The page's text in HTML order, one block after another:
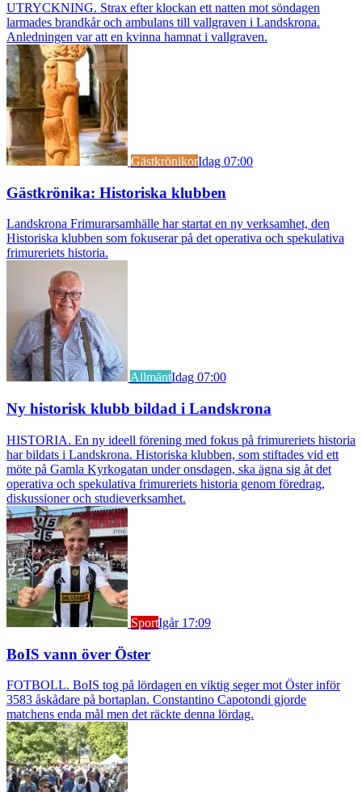
UTRYCKNING. Strax efter klockan ett natten mot söndagen
larmades brandkår och ambulans till vallgraven i Landskrona.
Anledningen var att en kvinna hamnat i vallgraven.
GästkrönikorIdag 07:00
Gästkrönika: Historiska klubben
Landskrona Frimurarsamhälle har startat en ny verksamhet, den
Historiska klubben som fokuserar på det operativa och spekulativa
frimureriets historia.
AllmäntIdag 07:00
Ny historisk klubb bildad i Landskrona
HISTORIA. En ny ideell förening med fokus på frimureriets historia
har bildats i Landskrona. Historiska klubben, som stiftades vid ett
möte på Gamla Kyrkogatan under onsdagen, ska ägna sig åt det
operativa och spekulativa frimureriets historia genom föredrag,
diskussioner och studieverksamhet.
SportIgår 17:09
BoIS vann över Öster
FOTBOLL. BoIS tog på lördagen en viktig seger mot Öster inför
3583 åskådare på bortaplan. Constantino Capotondi gjorde
matchens enda mål men det räckte denna lördag.